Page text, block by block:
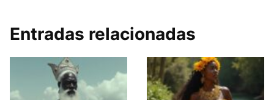
Entradas relacionadas